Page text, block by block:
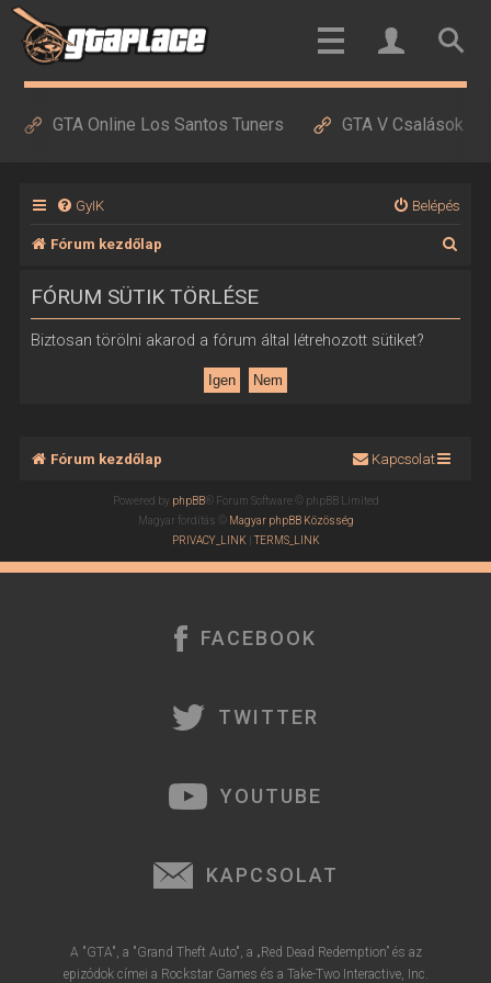
GTA Online Los Santos Tuners GTA V Csalások
GyIK Belépés
Fórum kezdőlap
FÓRUM SÜTIK TÖRLÉSE
Biztosan törölni akarod a fórum által létrehozott sütiket?
Fórum kezdőlap Kapcsolat
Powered by phpBB® Forum Software © phpBB Limited
Magyar fordítás © Magyar phpBB Közösség
PRIVACY_LINK |TERMS_LINK
FACEBOOK
TWITTER
YOUTUBE
KAPCSOLAT
A "GTA", a "Grand Theft Auto", a „Red Dead Redemption” és az
epizódok címei a Rockstar Games és a Take-Two Interactive, Inc.